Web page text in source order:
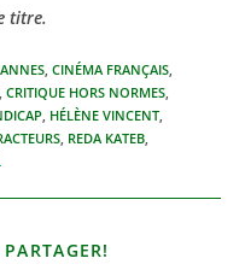
titre.
, CINÉMA FRANÇAIS,
, CRITIQUE HORS NORMES,
, HÉLÈNE VINCENT,
, REDA KATEB,